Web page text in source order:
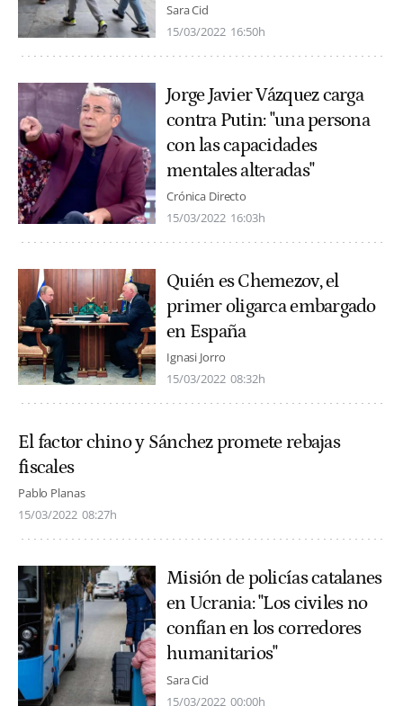
Sara Cid
15/03/2022 16:50h
Jorge Javier Vázquez carga
contra Putin: "una persona
con las capacidades
mentales alteradas"
Crónica Directo
15/03/2022 16:03h
Quién es Chemezov, el
primer oligarca embargado
en España
Ignasi Jorro
15/03/2022 08:32h
El factor chino y Sánchez promete rebajas
fiscales
Pablo Planas
15/03/2022 08:27h
Misión de policías catalanes
en Ucrania: "Los civiles no
confían en los corredores
humanitarios"
Sara Cid
15/03/2022 00:00h